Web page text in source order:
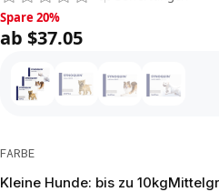
Spare 20%, ab $37.05
Spare 20%
ab $37.05
FARBE
Kleine Hunde: bis zu 10kg